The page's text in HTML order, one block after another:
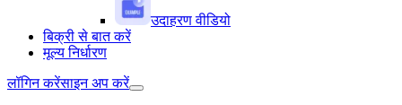
उदाहरण वीडियो
बिक्री से बात करें
मूल्य निर्धारण
लॉगिन करेंसाइन अप करें